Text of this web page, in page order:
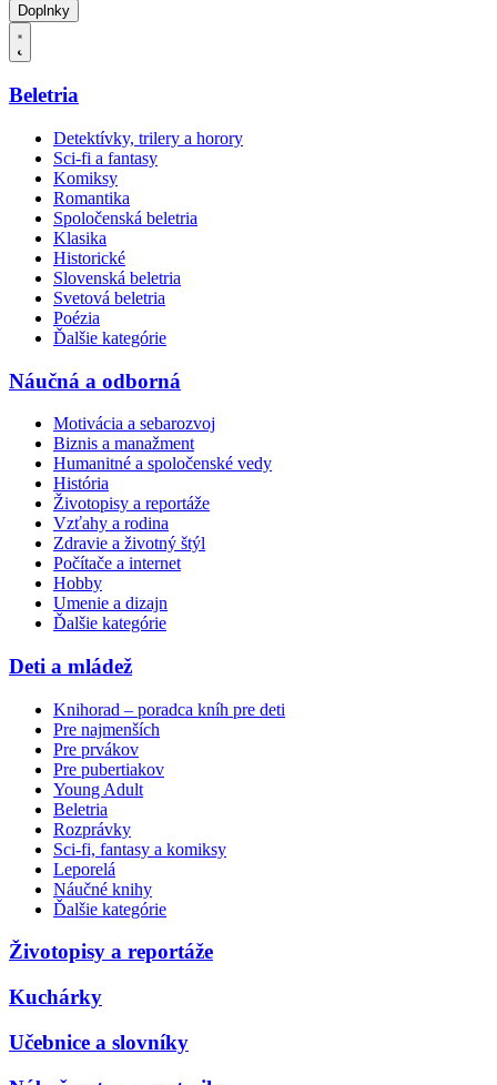
Doplnky
Beletria
Detektívky, trilery a horory
Sci-fi a fantasy
Komiksy
Romantika
Spoločenská beletria
Klasika
Historické
Slovenská beletria
Svetová beletria
Poézia
Ďalšie kategórie
Náučná a odborná
Motivácia a sebarozvoj
Biznis a manažment
Humanitné a spoločenské vedy
História
Životopisy a reportáže
Vzťahy a rodina
Zdravie a životný štýl
Počítače a internet
Hobby
Umenie a dizajn
Ďalšie kategórie
Deti a mládež
Knihorad – poradca kníh pre deti
Pre najmenších
Pre prvákov
Pre pubertiakov
Young Adult
Beletria
Rozprávky
Sci-fi, fantasy a komiksy
Leporelá
Náučné knihy
Ďalšie kategórie
Životopisy a reportáže
Kuchárky
Učebnice a slovníky